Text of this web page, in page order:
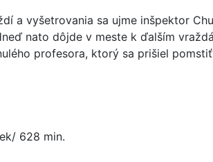
a vyšetrovania sa ujme inšpektor
nato dôjde v meste k ďalším
profesora, ktorý sa prišiel
628 min.